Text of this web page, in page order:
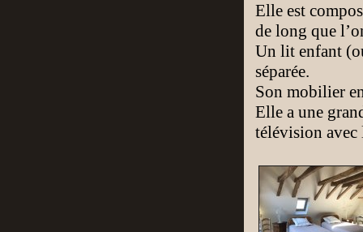
Elle est
de long que
Un lit enfant
séparée.
Son mobilier
Elle a une
télévision avec